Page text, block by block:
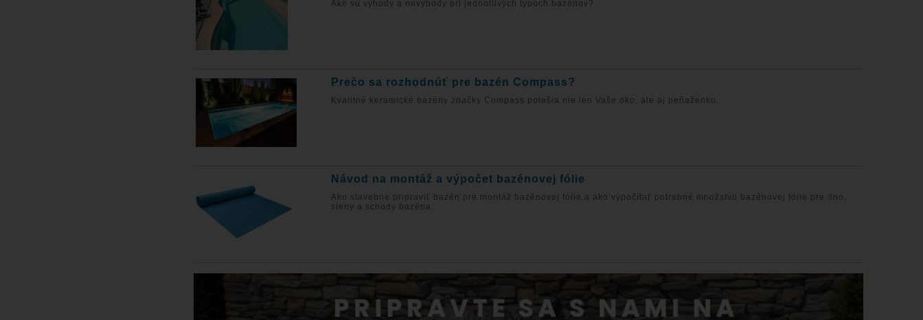
Aké sú výhody a nevýhody pri jednotlivých typoch bazénov?
Prečo sa rozhodnúť pre bazén Compass?
Kvalitné keramické bazény značky Compass potešia nie len Vaše oko, ale aj peňaženku.
Návod na montáž a výpočet bazénovej fólie
Ako stavebne pripraviť bazén pre montáž bazénovej fólie a ako výpočítať potrebné množstvo bazénovej fólie pre dno,
steny a schody bazéna.